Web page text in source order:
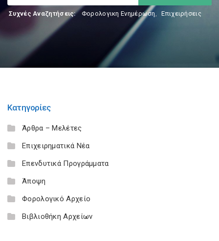
Συχνές Αναζητήσεις: Φορολογικη Ενημέρωση, Επιχειρήσεις
Κατηγορίες
Άρθρα – Μελέτες
Επιχειρηματικά Νέα
Επενδυτικά Προγράμματα
Άποψη
Φορολογικό Αρχείο
Βιβλιοθήκη Αρχείων